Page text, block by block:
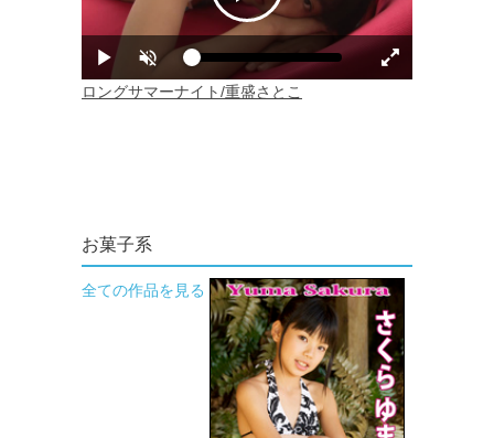
お菓子系
全ての作品を見る